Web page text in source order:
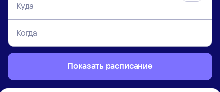
Куда
Когда
Показать расписание